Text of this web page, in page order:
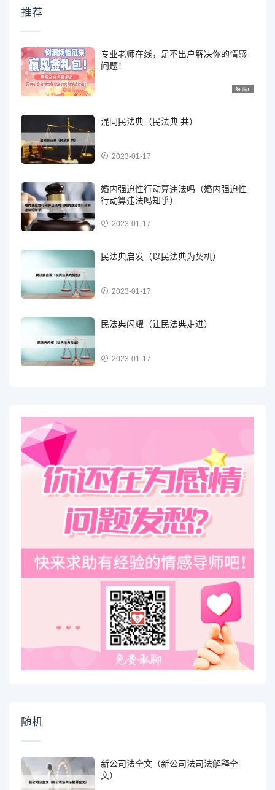
推荐
专业老师在线，足不出户解决你的情感
问题！
混同民法典（民法典 共）
2023-01-17
婚内强迫性行动算违法吗（婚内强迫性
行动算违法吗知乎）
2023-01-17
民法典启发（以民法典为契机）
2023-01-17
民法典闪耀（让民法典走进）
2023-01-17
随机
新公司法全文（新公司法司法解释全
文）